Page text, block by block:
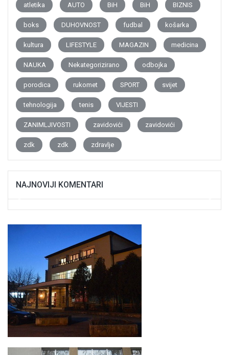
atletika AUTO BiH BiH BIZNIS
boks DUHOVNOST fudbal košarka
kultura LIFESTYLE MAGAZIN medicina
NAUKA Nekategorizirano odbojka
porodica rukomet SPORT svijet
tehnologija tenis VIJESTI
ZANIMLJIVOSTI zavidovići zavidovići
zdk zdk zdravlje
NAJNOVIJI KOMENTARI